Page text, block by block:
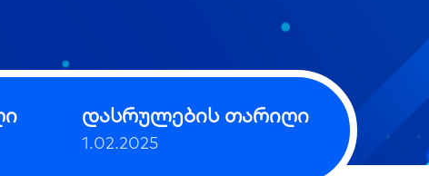
დასრულების თარიღი
1.02.2025